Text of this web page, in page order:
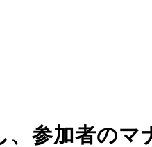
、参加者のマ